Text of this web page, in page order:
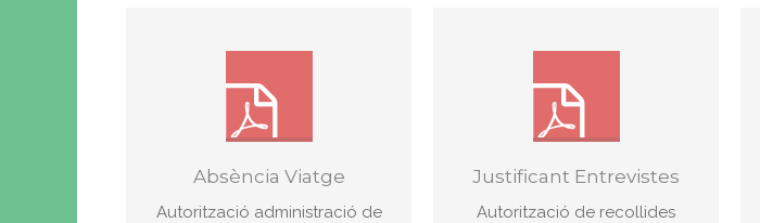
Absència Viatge
Autorització administració de
Justificant Entrevistes
Autorització de recollides